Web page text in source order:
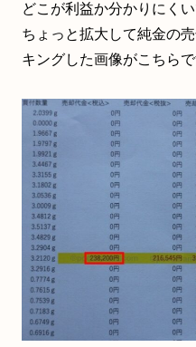
どこが利益か分かりにく
ちょっと拡大して純金の
キングした画像がこちらで